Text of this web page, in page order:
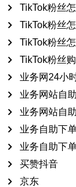
TikTok粉丝
TikTok粉丝
TikTok粉丝
TikTok粉丝
业务网24小
业务网站自
业务网站自
业务自助下
业务自助下
买赞抖音
京东